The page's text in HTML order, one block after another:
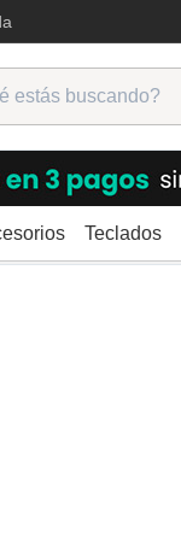
Teclados
7/8 Cuerdas